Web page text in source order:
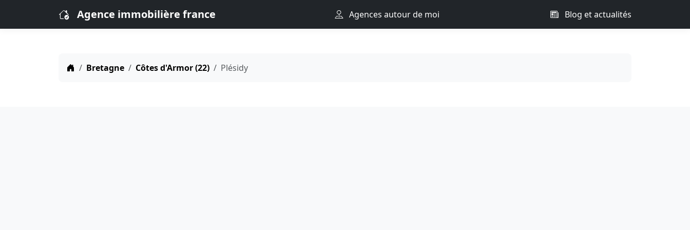
Agence immobilière france Agences autour de moi Blog et actualités
Bretagne Côtes d'Armor (22) Plésidy